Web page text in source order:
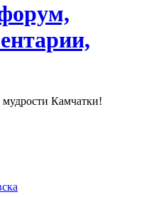
Камчатки!